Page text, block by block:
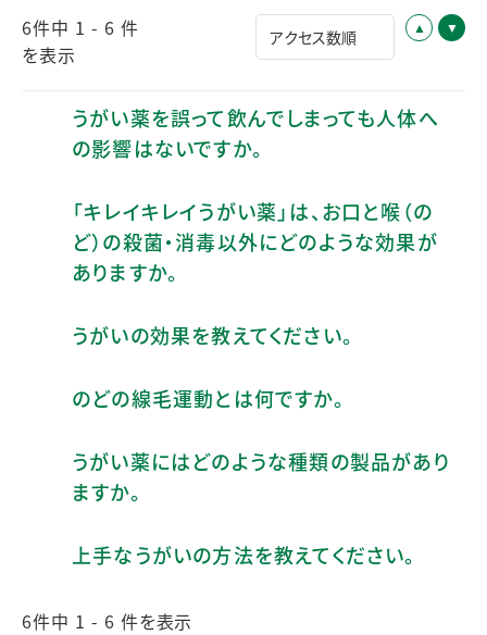
6件中 1 - 6 件
を表示
うがい薬を誤って飲んでしまっても人体へ
の影響はないですか。
「キレイキレイうがい薬」は、お口と喉（の
ど）の殺菌・消毒以外にどのような効果が
ありますか。
うがいの効果を教えてください。
のどの線毛運動とは何ですか。
うがい薬にはどのような種類の製品があり
ますか。
上手なうがいの方法を教えてください。
6件中 1 - 6 件を表示